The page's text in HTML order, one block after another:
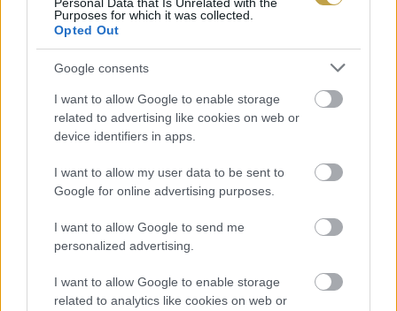
Purposes for which it was collected.
Opted Out
Google consents
I want to allow Google to enable storage
related to advertising like cookies on web or
device identifiers in apps.
I want to allow my user data to be sent to
Google for online advertising purposes.
I want to allow Google to send me
personalized advertising.
I want to allow Google to enable storage
related to analytics like cookies on web or